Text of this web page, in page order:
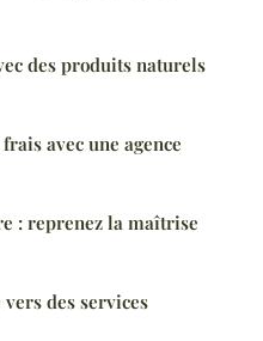
des produits naturels
avec une agence
: reprenez la maîtrise
des services